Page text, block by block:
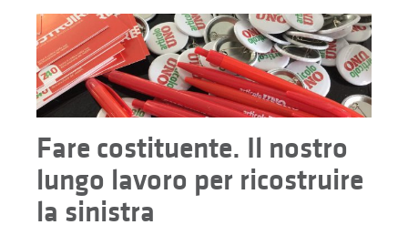
Fare costituente. Il nostro
lungo lavoro per ricostruire
la sinistra